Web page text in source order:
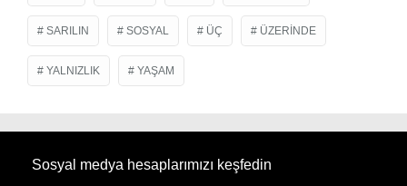
SARILIN SOSYAL ÜÇ ÜZERINDE
YALNIZLIK YAŞAM
Sosyal medya hesaplarımızı keşfedin